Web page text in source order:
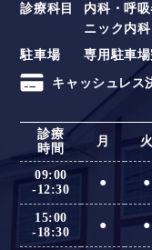
診療科目
内科・呼
ニック内
駐車場
専用駐車場
キャッシュレス
診療
時間
月 火
09:00
-12:30
● ●
15:00
-18:30
● ●